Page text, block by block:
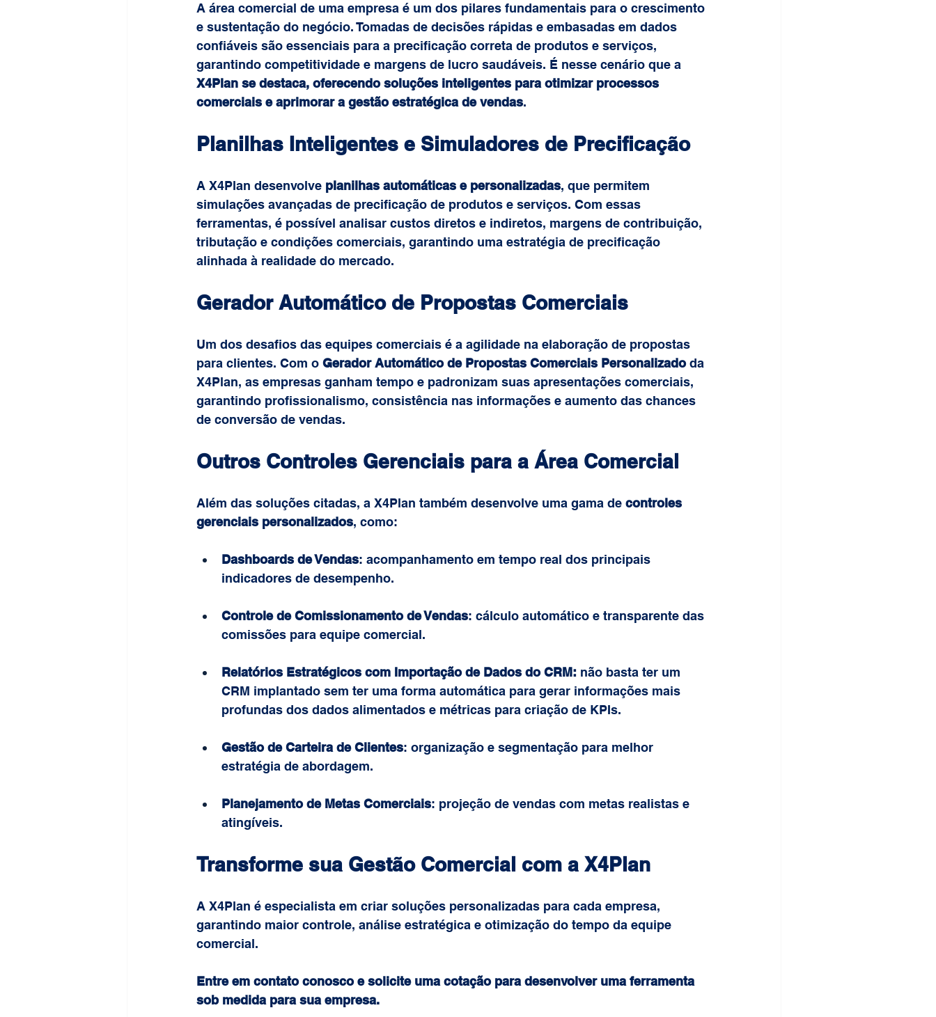
A área comercial de uma empresa é um dos pilares fundamentais para o crescimento
e sustentação do negócio. Tomadas de decisões rápidas e embasadas em dados
confiáveis são essenciais para a precificação correta de produtos e serviços,
garantindo competitividade e margens de lucro saudáveis. É nesse cenário que a
X4Plan se destaca, oferecendo soluções inteligentes para otimizar processos
comerciais e aprimorar a gestão estratégica de vendas.
Planilhas Inteligentes e Simuladores de Precificação
A X4Plan desenvolve planilhas automáticas e personalizadas, que permitem
simulações avançadas de precificação de produtos e serviços. Com essas
ferramentas, é possível analisar custos diretos e indiretos, margens de contribuição,
tributação e condições comerciais, garantindo uma estratégia de precificação
alinhada à realidade do mercado.
Gerador Automático de Propostas Comerciais
Um dos desafios das equipes comerciais é a agilidade na elaboração de propostas
para clientes. Com o Gerador Automático de Propostas Comerciais Personalizado da
X4Plan, as empresas ganham tempo e padronizam suas apresentações comerciais,
garantindo profissionalismo, consistência nas informações e aumento das chances
de conversão de vendas.
Outros Controles Gerenciais para a Área Comercial
Além das soluções citadas, a X4Plan também desenvolve uma gama de controles
gerenciais personalizados, como:
Dashboards de Vendas: acompanhamento em tempo real dos principais
indicadores de desempenho.
Controle de Comissionamento de Vendas: cálculo automático e transparente das
comissões para equipe comercial.
Relatórios Estratégicos com Importação de Dados do CRM: não basta ter um
CRM implantado sem ter uma forma automática para gerar informações mais
profundas dos dados alimentados e métricas para criação de KPIs.
Gestão de Carteira de Clientes: organização e segmentação para melhor
estratégia de abordagem.
Planejamento de Metas Comerciais: projeção de vendas com metas realistas e
atingíveis.
Transforme sua Gestão Comercial com a X4Plan
A X4Plan é especialista em criar soluções personalizadas para cada empresa,
garantindo maior controle, análise estratégica e otimização do tempo da equipe
comercial.
Entre em contato conosco e solicite uma cotação para desenvolver uma ferramenta
sob medida para sua empresa.